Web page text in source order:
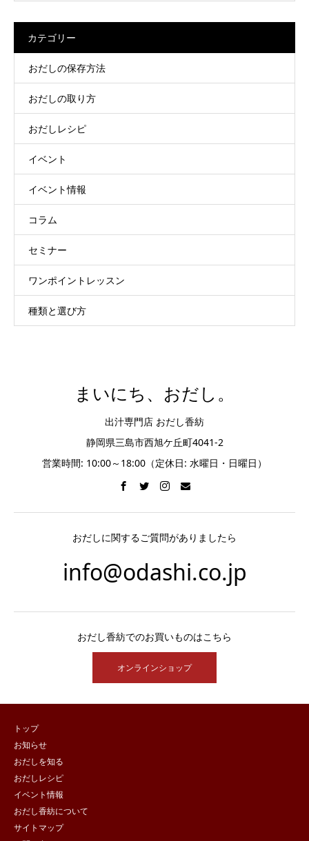
カテゴリー
おだしの保存方法
おだしの取り方
おだしレシピ
イベント
イベント情報
コラム
セミナー
ワンポイントレッスン
種類と選び方
まいにち、おだし。
出汁専門店 おだし香紡
静岡県三島市西旭ケ丘町4041-2
営業時間: 10:00～18:00（定休日: 水曜日・日曜日）
おだしに関するご質問がありましたら
info@odashi.co.jp
おだし香紡でのお買いものはこちら
オンラインショップ
トップ
お知らせ
おだしを知る
おだしレシピ
イベント情報
おだし香紡について
サイトマップ